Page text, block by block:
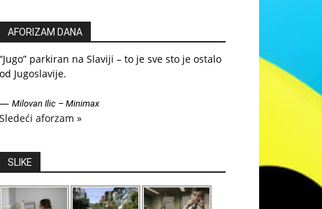
AFORIZAM DANA
“Jugo” parkiran na Slaviji – to je sve sto je ostalo
od Jugoslavije.
— Milovan Ilic – Minimax
Sledeći aforzam »
SLIKE